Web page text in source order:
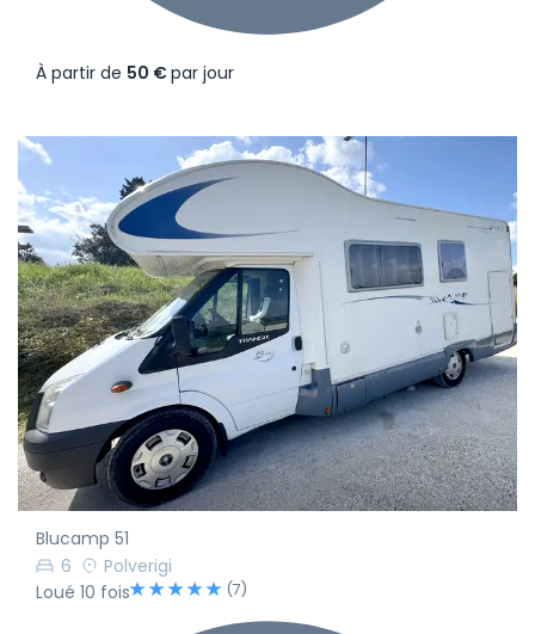
À partir de 50 €par jour
Blucamp 51
6
Polverigi
Loué 10 fois
(7)